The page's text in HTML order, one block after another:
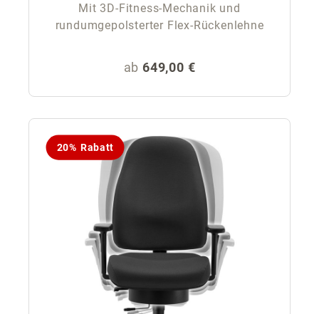
Mit 3D-Fitness-Mechanik und
rundumgepolsterter Flex-Rückenlehne
Regulärer Preis:
ab 649,00 €
20% Rabatt